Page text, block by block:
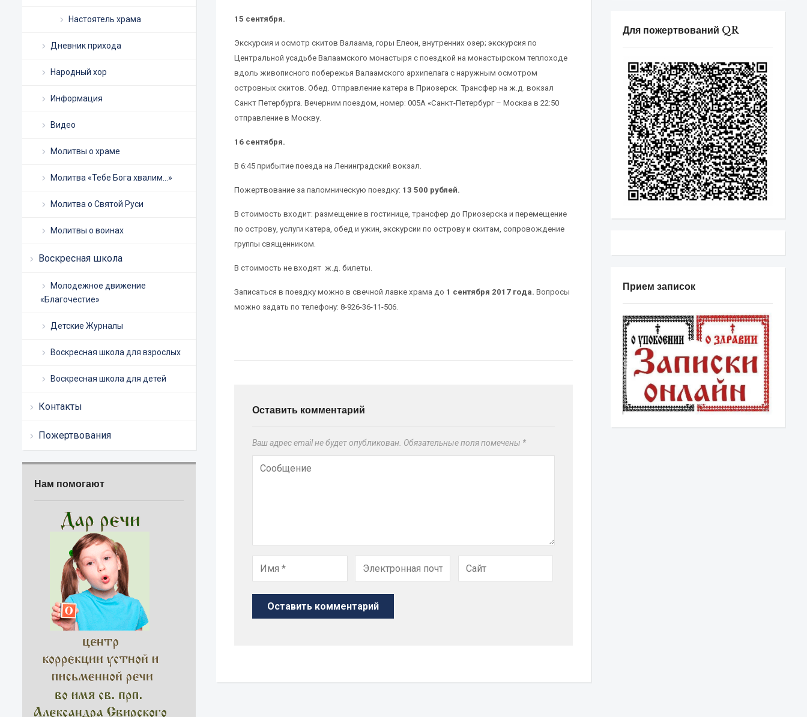
Настоятель храма
Дневник прихода
Народный хор
Информация
Видео
Молитвы о храме
Молитва «Тебе Бога хвалим…»
Молитва о Святой Руси
Молитвы о воинах
Воскресная школа
Молодежное движение
«Благочестие»
Детские Журналы
Воскресная школа для взрослых
Воскресная школа для детей
Контакты
Пожертвования
Нам помогают
15 сентября.
Экскурсия и осмотр скитов Валаама, горы Елеон, внутренних озер; экскурсия по
Центральной усадьбе Валаамского монастыря с поездкой на монастырском теплоходе
вдоль живописного побережья Валаамского архипелага с наружным осмотром
островных скитов. Обед. Отправление катера в Приозерск. Трансфер на ж.д. вокзал
Санкт Петербурга. Вечерним поездом, номер: 005А «Санкт-Петербург – Москва в 22:50
отправление в Москву.
16 сентября.
В 6:45 прибытие поезда на Ленинградский вокзал.
Пожертвование за паломническую поездку: 13 500 рублей.
В стоимость входит: размещение в гостинице, трансфер до Приозерска и перемещение
по острову, услуги катера, обед и ужин, экскурсии по острову и скитам, сопровождение
группы священником.
В стоимость не входят ж.д. билеты.
Записаться в поездку можно в свечной лавке храма до 1 сентября 2017 года. Вопросы
можно задать по телефону: 8-926-36-11-506.
Оставить комментарий
Ваш адрес email не будет опубликован. Обязательные поля помечены *
Для пожертвований QR
Прием записок